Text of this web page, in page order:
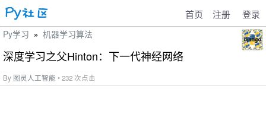
首页 注册 登录
Py学习 » 机器学习算法
深度学习之父Hinton：下一代神经网络
By 图灵人工智能 • 232 次点击